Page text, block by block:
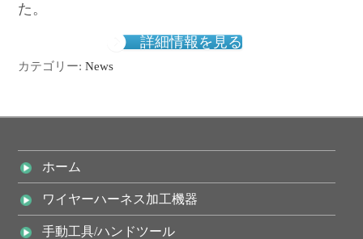
た。
詳細情報を見る
カテゴリー:News
ホーム
ワイヤーハーネス加工機器
手動工具/ハンドツール